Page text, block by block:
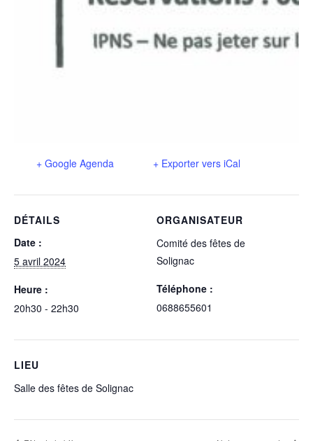
+ Google Agenda + Exporter vers iCal
DÉTAILS
Date :
5 avril 2024
Heure :
20h30 - 22h30
ORGANISATEUR
Comité des fêtes de
Solignac
Téléphone :
0688655601
LIEU
Salle des fêtes de Solignac